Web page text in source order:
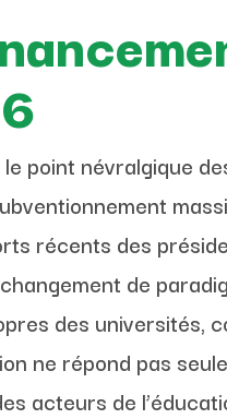
point névralgique
récents des
de
des universités,
ne répond pas
acteurs de